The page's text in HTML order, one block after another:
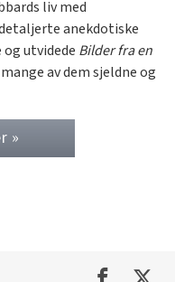
liv med
anekdotiske
utvidede Bilder fra en
av dem sjeldne og
»